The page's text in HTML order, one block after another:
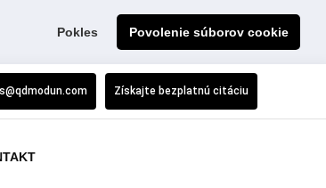
Pokles Povolenie súborov cookie
Získajte bezplatnú citáciu